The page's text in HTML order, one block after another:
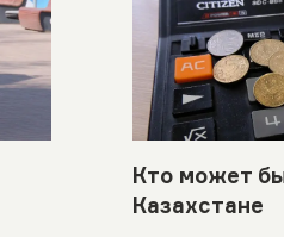
Кто может
Казахстане